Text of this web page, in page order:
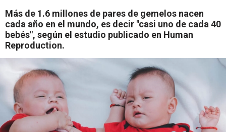
u
e
Más de 1.6 millones de pares de gemelos nacen
cada año en el mundo, es decir "casi uno de cada 40
bebés", según el estudio publicado en Human
Reproduction.